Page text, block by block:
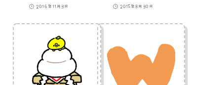
2016年11月3日 2015年8月30日